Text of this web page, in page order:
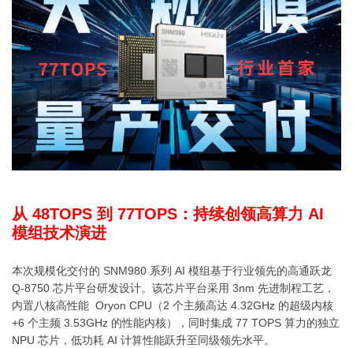
从 48TOPS 到 77TOPS：持续创领高算力 AI
模组技术演进
本次规模化交付的 SNM980 系列 AI 模组基于行业领先的高通跃龙
Q-8750 芯片平台研发设计。该芯片平台采用 3nm 先进制程工艺，
内置八核高性能 Oryon CPU （2 个主频高达 4.32GHz 的超级内核
+6 个主频 3.53GHz 的性能内核），同时集成 77 TOPS 算力的独立
NPU 芯片，低功耗 AI 计算性能跃升至同级领先水平。